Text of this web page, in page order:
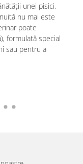
unei pisici,
nu mai este
poate
formulată special
sau pentru a